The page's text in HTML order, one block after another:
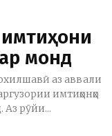
монд
аз аввали
имтиҳонҳо
рӯйи...